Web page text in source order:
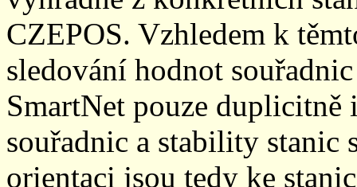
CZEPOS. Vzhledem k
sledování hodnot
SmartNet pouze
souřadnic a stability stanic
orientaci jsou tedy ke